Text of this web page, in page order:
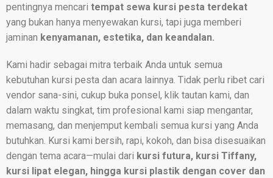
pentingnya mencari tempat sewa kursi pesta terdekat
yang bukan hanya menyewakan kursi, tapi juga memberi
jaminan kenyamanan, estetika, dan keandalan.
Kami hadir sebagai mitra terbaik Anda untuk semua
kebutuhan kursi pesta dan acara lainnya. Tidak perlu ribet cari
vendor sana-sini, cukup buka ponsel, klik tautan kami, dan
dalam waktu singkat, tim profesional kami siap mengantar,
memasang, dan menjemput kembali semua kursi yang Anda
butuhkan. Kursi kami bersih, rapi, kokoh, dan bisa disesuaikan
dengan tema acara—mulai dari kursi futura, kursi Tiffany,
kursi lipat elegan, hingga kursi plastik dengan cover dan